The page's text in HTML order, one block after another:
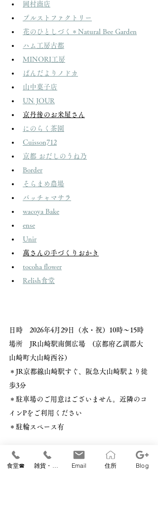
岡村商店
プルストファクトリー
花のひとしづく＊Natural Bee Garden
ハム工房古都
MINORI工房
ぱんだよりノドカ
山中菓子店
UN JOUR
京丹後のお米屋さん
にのらく茶園
Cuisson712
京都 おだしのうね乃
Border
そらまめ農場
バッチャマサラ
wacoya Bake
ense
Unir
萬さんの手づくりおかき
tocoha flower
Relish食堂
日時　2026年4月29日（水・祝）10時〜15時
場所　JR山崎駅南側広場　(京都府乙訓郡大
山崎町大山崎西谷）
＊JR京都線山崎駅すぐ、阪急大山崎駅より徒
歩3分
＊駐車場のご用意はございません。近隣のコ
インPをご利用ください
＊駐輪スペース有
Relish Garden's Marketとはレリッシュが主催
食堂☎ Email 住所 Blog